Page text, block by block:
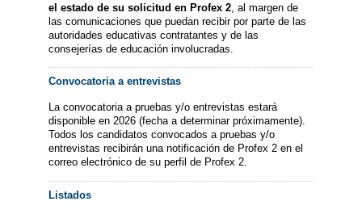
el estado de su solicitud en Profex 2 , al margen de
las comunicaciones que puedan recibir por parte de las
autoridades educativas contratantes y de las
consejerías de educación involucradas.
Convocatoria a entrevistas
La convocatoria a pruebas y/o entrevistas estará
disponible en 2026 (fecha a determinar próximamente).
Todos los candidatos convocados a pruebas y/o
entrevistas recibirán una notificación de Profex 2 en el
correo electrónico de su perfil de Profex 2.
Listados